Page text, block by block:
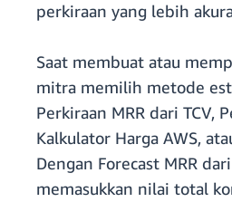
perkiraan yang lebih
Saat membuat atau
mitra memilih metode
Perkiraan MRR dari TCV,
Kalkulator Harga AWS,
Dengan Forecast MRR
memasukkan nilai total